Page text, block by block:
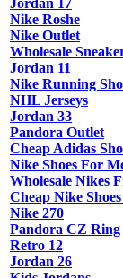
Jordan 17
Nike Roshe
Nike Outlet
Wholesale
Jordan 11
Nike Running
NHL Jerseys
Jordan 33
Pandora Outlet
Cheap Adidas
Nike Shoes For
Wholesale Nikes
Cheap Nike
Nike 270
Pandora CZ Ring
Retro 12
Jordan 26